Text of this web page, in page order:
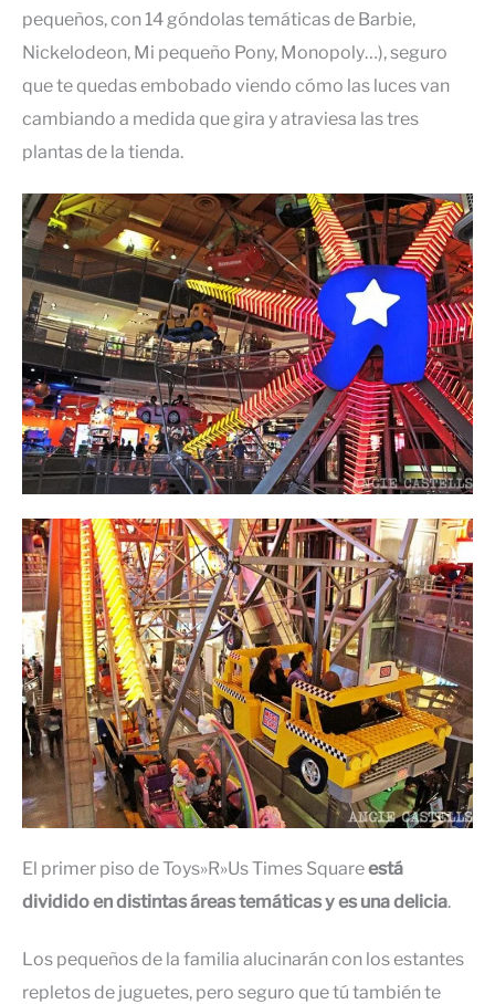
pequeños, con 14 góndolas temáticas de Barbie,
Nickelodeon, Mi pequeño Pony, Monopoly…), seguro
que te quedas embobado viendo cómo las luces van
cambiando a medida que gira y atraviesa las tres
plantas de la tienda.
El primer piso de Toys»R»Us Times Squareestá
dividido en distintas áreas temáticas y es una delicia.
Los pequeños de la familia alucinarán con los estantes
repletos de juguetes, pero seguro que tú también te